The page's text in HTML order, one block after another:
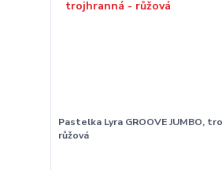
Pastelka Lyra GROOVE JUMBO,
růžová